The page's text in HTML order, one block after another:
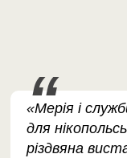
«Мерія і
для
різдвяна